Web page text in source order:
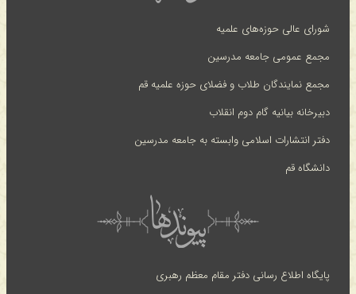
شورای عالی حوزه‌های علمیه
مجمع عمومی جامعه مدرسین
مجمع نمایندگان طلاب و فضلای حوزه علمیه قم
دبیرخانه بیانیه گام دوم انقلاب
دفتر انتشارات اسلامی وابسته به جامعه مدرسین
دانشگاه قم
پایگاه اطلاع رسانی دفتر مقام معظم رهبری